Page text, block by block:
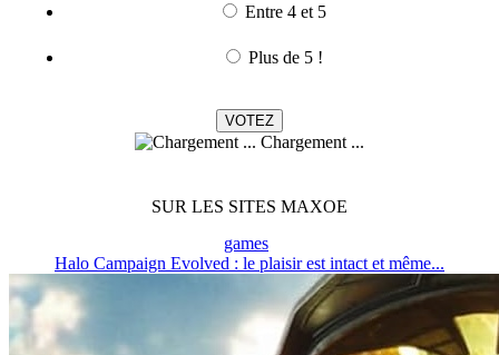
Entre 4 et 5
Plus de 5 !
Chargement ...
SUR LES SITES MAXOE
games
Halo Campaign Evolved : le plaisir est intact et même...